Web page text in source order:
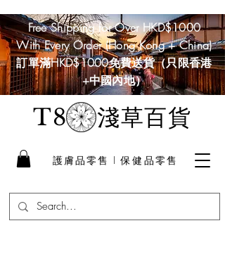
T8淺草百貨
護膚品零售 I 保健品零售
Free Shipping for Over HKD$1000
With Every Order (Hong Kong + China)
訂單滿HKD$1000免費送貨（只限香港
+中國內地）